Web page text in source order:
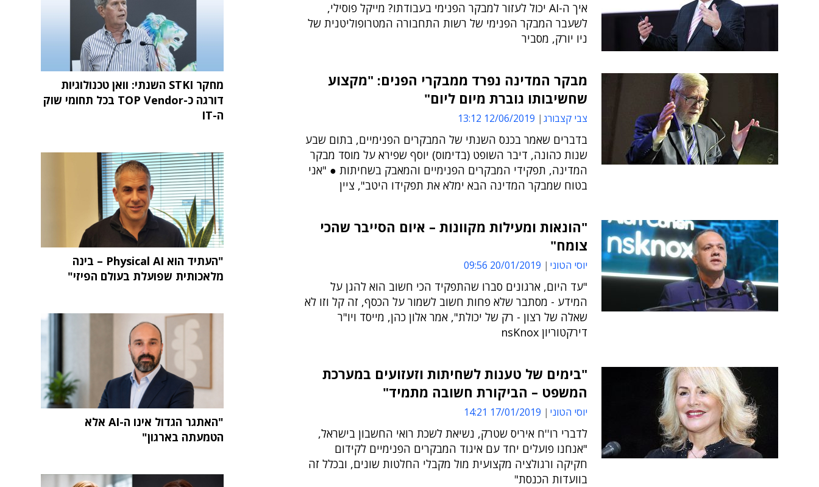
איך ה-AI יכול לעזור למבקר הפנימי בעבודתו? מייקל פוסילי,
לשעבר המבקר הפנימי של רשות התחבורה המטרופוליטנית של
ניו יורק, מסביר
מבקר המדינה נפרד ממבקרי הפנים: "מקצוע
שחשיבותו גוברת מיום ליום"
צבי קצבורג 12/06/2019 13:12
בדברים שאמר בכנס השנתי של המבקרים הפנימיים, בתום שבע
שנות כהונה, דיבר השופט (בדימוס) יוסף שפירא על מוסד מבקר
המדינה, תפקידי המבקרים הפנימיים והמאבק בשחיתות ● "אני
בטוח שמבקר המדינה הבא ימלא את תפקידו היטב", ציין
"הונאות ומעילות מקוונות – איום הסייבר שהכי
צומח"
יוסי הטוני 20/01/2019 09:56
"עד היום, ארגונים סברו שהתפקיד הכי חשוב הוא להגן על
המידע - מסתבר שלא פחות חשוב לשמור על הכסף, זה קל וזו לא
שאלה של רצון - רק של יכולת", אמר אלון כהן, מייסד ויו"ר
דירקטוריון nsKnox
"בימים של טענות לשחיתות וזעזועים במערכת
המשפט – הביקורת חשובה מתמיד"
יוסי הטוני 17/01/2019 14:21
לדברי רו''ח איריס שטרק, נשיאת לשכת רואי החשבון בישראל,
"אנחנו פועלים יחד עם איגוד המבקרים הפנימיים לקידום
חקיקה ורגולציה מקצועית מול מקבלי החלטות שונים, ובכלל זה
בוועדות הכנסת"
מחקר STKI השנתי: וואן טכנולוגיות
דורגה כ-TOP Vendor בכל תחומי שוק
ה-IT
"העתיד הוא Physical AI – בינה
מלאכותית שפועלת בעולם הפיזי"
"האתגר הגדול אינו ה-AI אלא
הטמעתה בארגון"